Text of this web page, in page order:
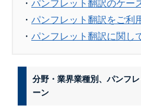
・ パンフレット翻訳のケー
・ パンフレット翻訳をご利
・ パンフレット翻訳に関し
分野・業界業種別、パンフ
ーン